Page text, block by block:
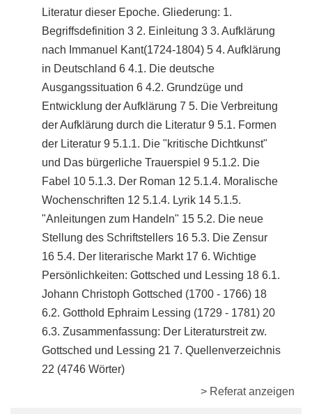
Literatur dieser Epoche. Gliederung: 1.
Begriffsdefinition 3 2. Einleitung 3 3. Aufklärung
nach Immanuel Kant(1724-1804) 5 4. Aufklärung
in Deutschland 6 4.1. Die deutsche
Ausgangssituation 6 4.2. Grundzüge und
Entwicklung der Aufklärung 7 5. Die Verbreitung
der Aufklärung durch die Literatur 9 5.1. Formen
der Literatur 9 5.1.1. Die "kritische Dichtkunst"
und Das bürgerliche Trauerspiel 9 5.1.2. Die
Fabel 10 5.1.3. Der Roman 12 5.1.4. Moralische
Wochenschriften 12 5.1.4. Lyrik 14 5.1.5.
"Anleitungen zum Handeln" 15 5.2. Die neue
Stellung des Schriftstellers 16 5.3. Die Zensur
16 5.4. Der literarische Markt 17 6. Wichtige
Persönlichkeiten: Gottsched und Lessing 18 6.1.
Johann Christoph Gottsched (1700 - 1766) 18
6.2. Gotthold Ephraim Lessing (1729 - 1781) 20
6.3. Zusammenfassung: Der Literaturstreit zw.
Gottsched und Lessing 21 7. Quellenverzeichnis
22 (4746 Wörter)
> Referat anzeigen